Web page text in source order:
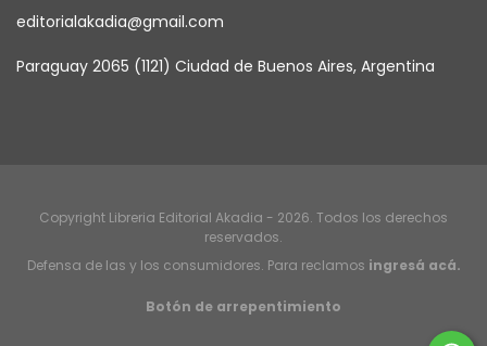
editorialakadia@gmail.com
Paraguay 2065 (1121) Ciudad de Buenos Aires, Argentina
Copyright Libreria Editorial Akadia - 2026. Todos los derechos
reservados.
Defensa de las y los consumidores. Para reclamos ingresá acá.
Botón de arrepentimiento